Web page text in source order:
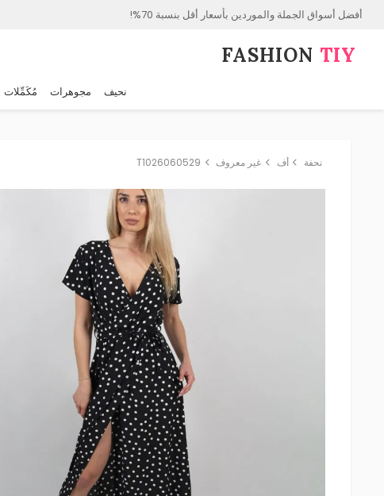
أفضل أسواق الجملة والموردين بأسعار أقل بنسبة 70%!
FASHION⁠ TIY
نحيف مجوهرات مُكَمِّلات
نحفة أف غير معروف T1026060529